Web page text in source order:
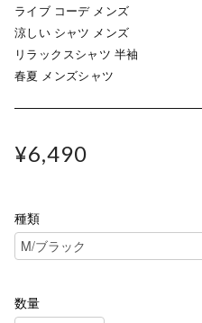
ライブ コーデ メンズ
涼しい シャツ メンズ
リラックスシャツ 半袖
春夏 メンズシャツ
¥6,490
種類
数量